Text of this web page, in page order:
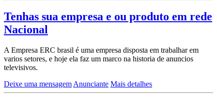
Tenhas sua empresa e ou produto em rede
Nacional
A Empresa ERC brasil é uma empresa disposta em trabalhar em
varios setores, e hoje ela faz um marco na historia de anuncios
televisivos.
Deixe uma mensagem Anunciante Mais detalhes